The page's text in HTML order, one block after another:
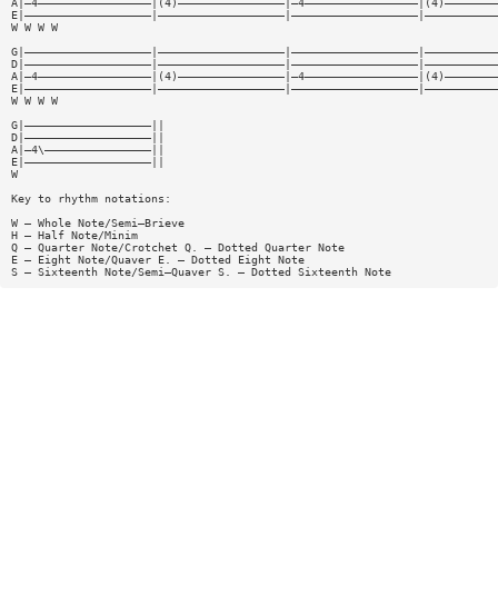
W W W W
W W W W
G|———————————————————||
D|———————————————————||
A|—4\————————————————||
E|———————————————————||
W
Key to rhythm notations:
W — Whole Note/Semi—Brieve
H — Half Note/Minim
Q — Quarter Note/Crotchet Q. — Dotted Quarter Note
E — Eight Note/Quaver E. — Dotted Eight Note
S — Sixteenth Note/Semi—Quaver S. — Dotted Sixteenth Note